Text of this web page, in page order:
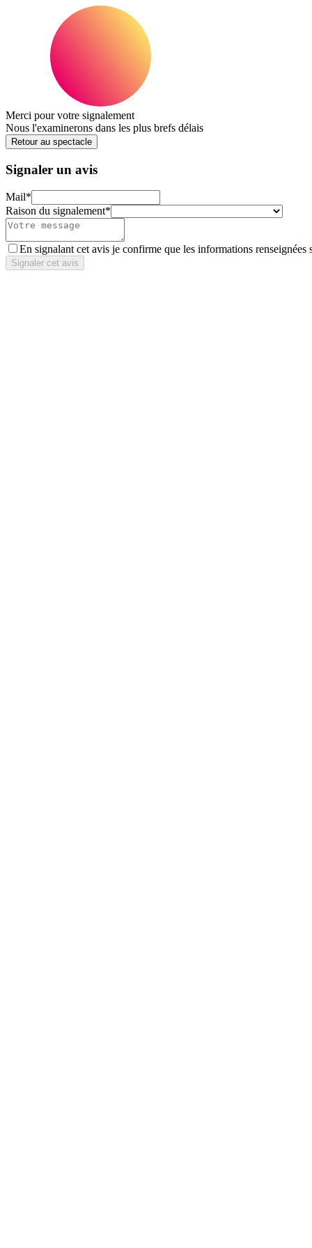
Merci pour votre signalement
Nous l'examinerons dans les plus brefs délais
Retour au spectacle
Signaler un avis
Mail*
Raison du signalement*
En signalant cet avis je confirme que les informations renseignées
Signaler cet avis